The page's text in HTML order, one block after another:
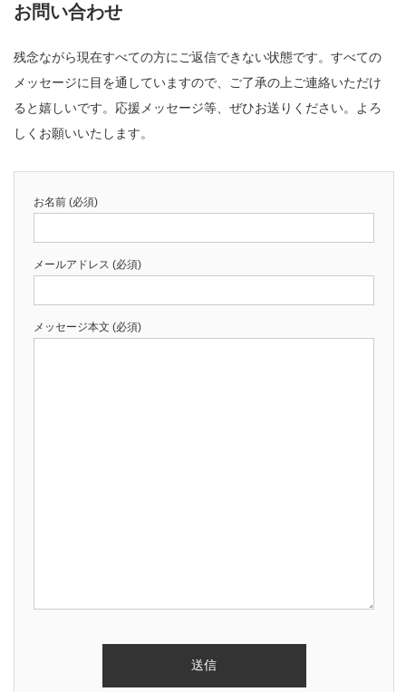
お問い合わせ
残念ながら現在すべての方にご返信できない状態です。すべての
メッセージに目を通していますので、ご了承の上ご連絡いただけ
ると嬉しいです。応援メッセージ等、ぜひお送りください。よろ
しくお願いいたします。
お名前 (必須)
メールアドレス (必須)
メッセージ本文 (必須)